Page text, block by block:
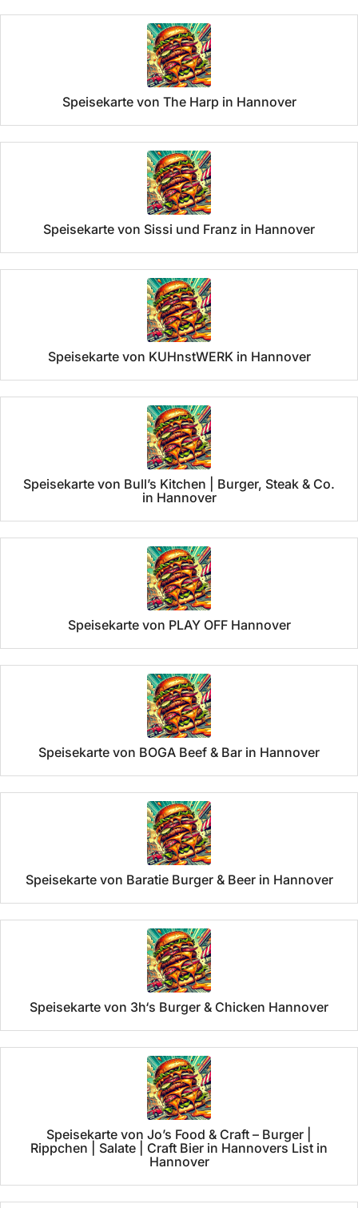
Speisekarte von The Harp in Hannover
Speisekarte von Sissi und Franz in Hannover
Speisekarte von KUHnstWERK in Hannover
Speisekarte von Bull’s Kitchen | Burger, Steak & Co.
in Hannover
Speisekarte von PLAY OFF Hannover
Speisekarte von BOGA Beef & Bar in Hannover
Speisekarte von Baratie Burger & Beer in Hannover
Speisekarte von 3h‘s Burger & Chicken Hannover
Speisekarte von Jo’s Food & Craft – Burger |
Rippchen | Salate | Craft Bier in Hannovers List in
Hannover